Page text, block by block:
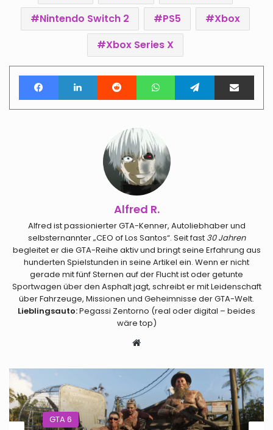
Nintendo Switch 2
PS5
Xbox
Xbox Series X
FacebookLinkedIn Reddit WhatsAppTelegramTeile per E-Mail
Alfred R.
Alfred ist passionierter GTA-Kenner, Autoliebhaber und
selbsternannter „CEO of Los Santos“. Seit fast 30 Jahren
begleitet er die GTA-Reihe aktiv und bringt seine Erfahrung aus
hunderten Spielstunden in seine Artikel ein. Wenn er nicht
gerade mit fünf Sternen auf der Flucht ist oder getunte
Sportwagen über den Asphalt jagt, schreibt er mit Leidenschaft
über Fahrzeuge, Missionen und Geheimnisse der GTA-Welt.
Lieblingsauto:Pegassi Zentorno (real oder digital – beides
wäre top)
GTA 6